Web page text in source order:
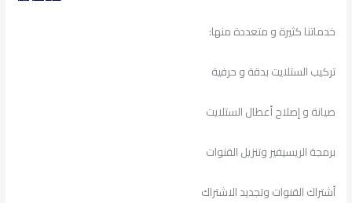
خدماتنا كثيرة و متعددة منها:
تركيب الستلايت بدقة و حرفية
صيانة و إصلاح أعطال الستلايت
برمجة الريسيفير وتنزيل القنوات
أشتراك القنوات وتجديد الاشتراك